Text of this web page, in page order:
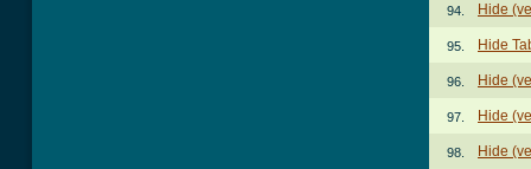
94. Hide
95. Hide
96. Hide
97. Hide
98. Hide